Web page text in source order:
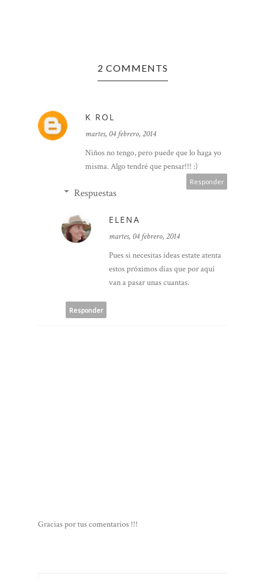
2 COMMENTS
K ROL
martes, 04 febrero, 2014
Niños no tengo, pero puede que lo haga yo
misma. Algo tendré que pensar!!! :)
Responder
Respuestas
ELENA
martes, 04 febrero, 2014
Pues si necesitas ideas estate atenta
estos próximos días que por aquí
van a pasar unas cuantas.
Responder
Gracias por tus comentarios !!!